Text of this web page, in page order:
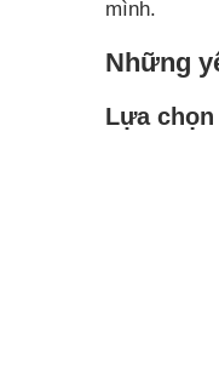
mình.
Những
Lựa